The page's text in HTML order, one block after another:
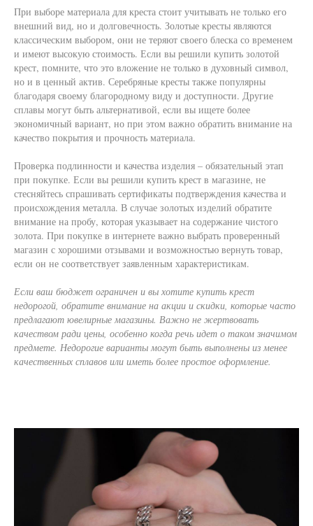
При выборе материала для креста стоит учитывать не только его
внешний вид, но и долговечность. Золотые кресты являются
классическим выбором, они не теряют своего блеска со временем
и имеют высокую стоимость. Если вы решили купить золотой
крест, помните, что это вложение не только в духовный символ,
но и в ценный актив. Серебряные кресты также популярны
благодаря своему благородному виду и доступности. Другие
сплавы могут быть альтернативой, если вы ищете более
экономичный вариант, но при этом важно обратить внимание на
качество покрытия и прочность материала.
Проверка подлинности и качества изделия – обязательный этап
при покупке. Если вы решили купить крест в магазине, не
стесняйтесь спрашивать сертификаты подтверждения качества и
происхождения металла. В случае золотых изделий обратите
внимание на пробу, которая указывает на содержание чистого
золота. При покупке в интернете важно выбрать проверенный
магазин с хорошими отзывами и возможностью вернуть товар,
если он не соответствует заявленным характеристикам.
Если ваш бюджет ограничен и вы хотите купить крест
недорогой, обратите внимание на акции и скидки, которые часто
предлагают ювелирные магазины. Важно не жертвовать
качеством ради цены, особенно когда речь идет о таком значимом
предмете. Недорогие варианты могут быть выполнены из менее
качественных сплавов или иметь более простое оформление.